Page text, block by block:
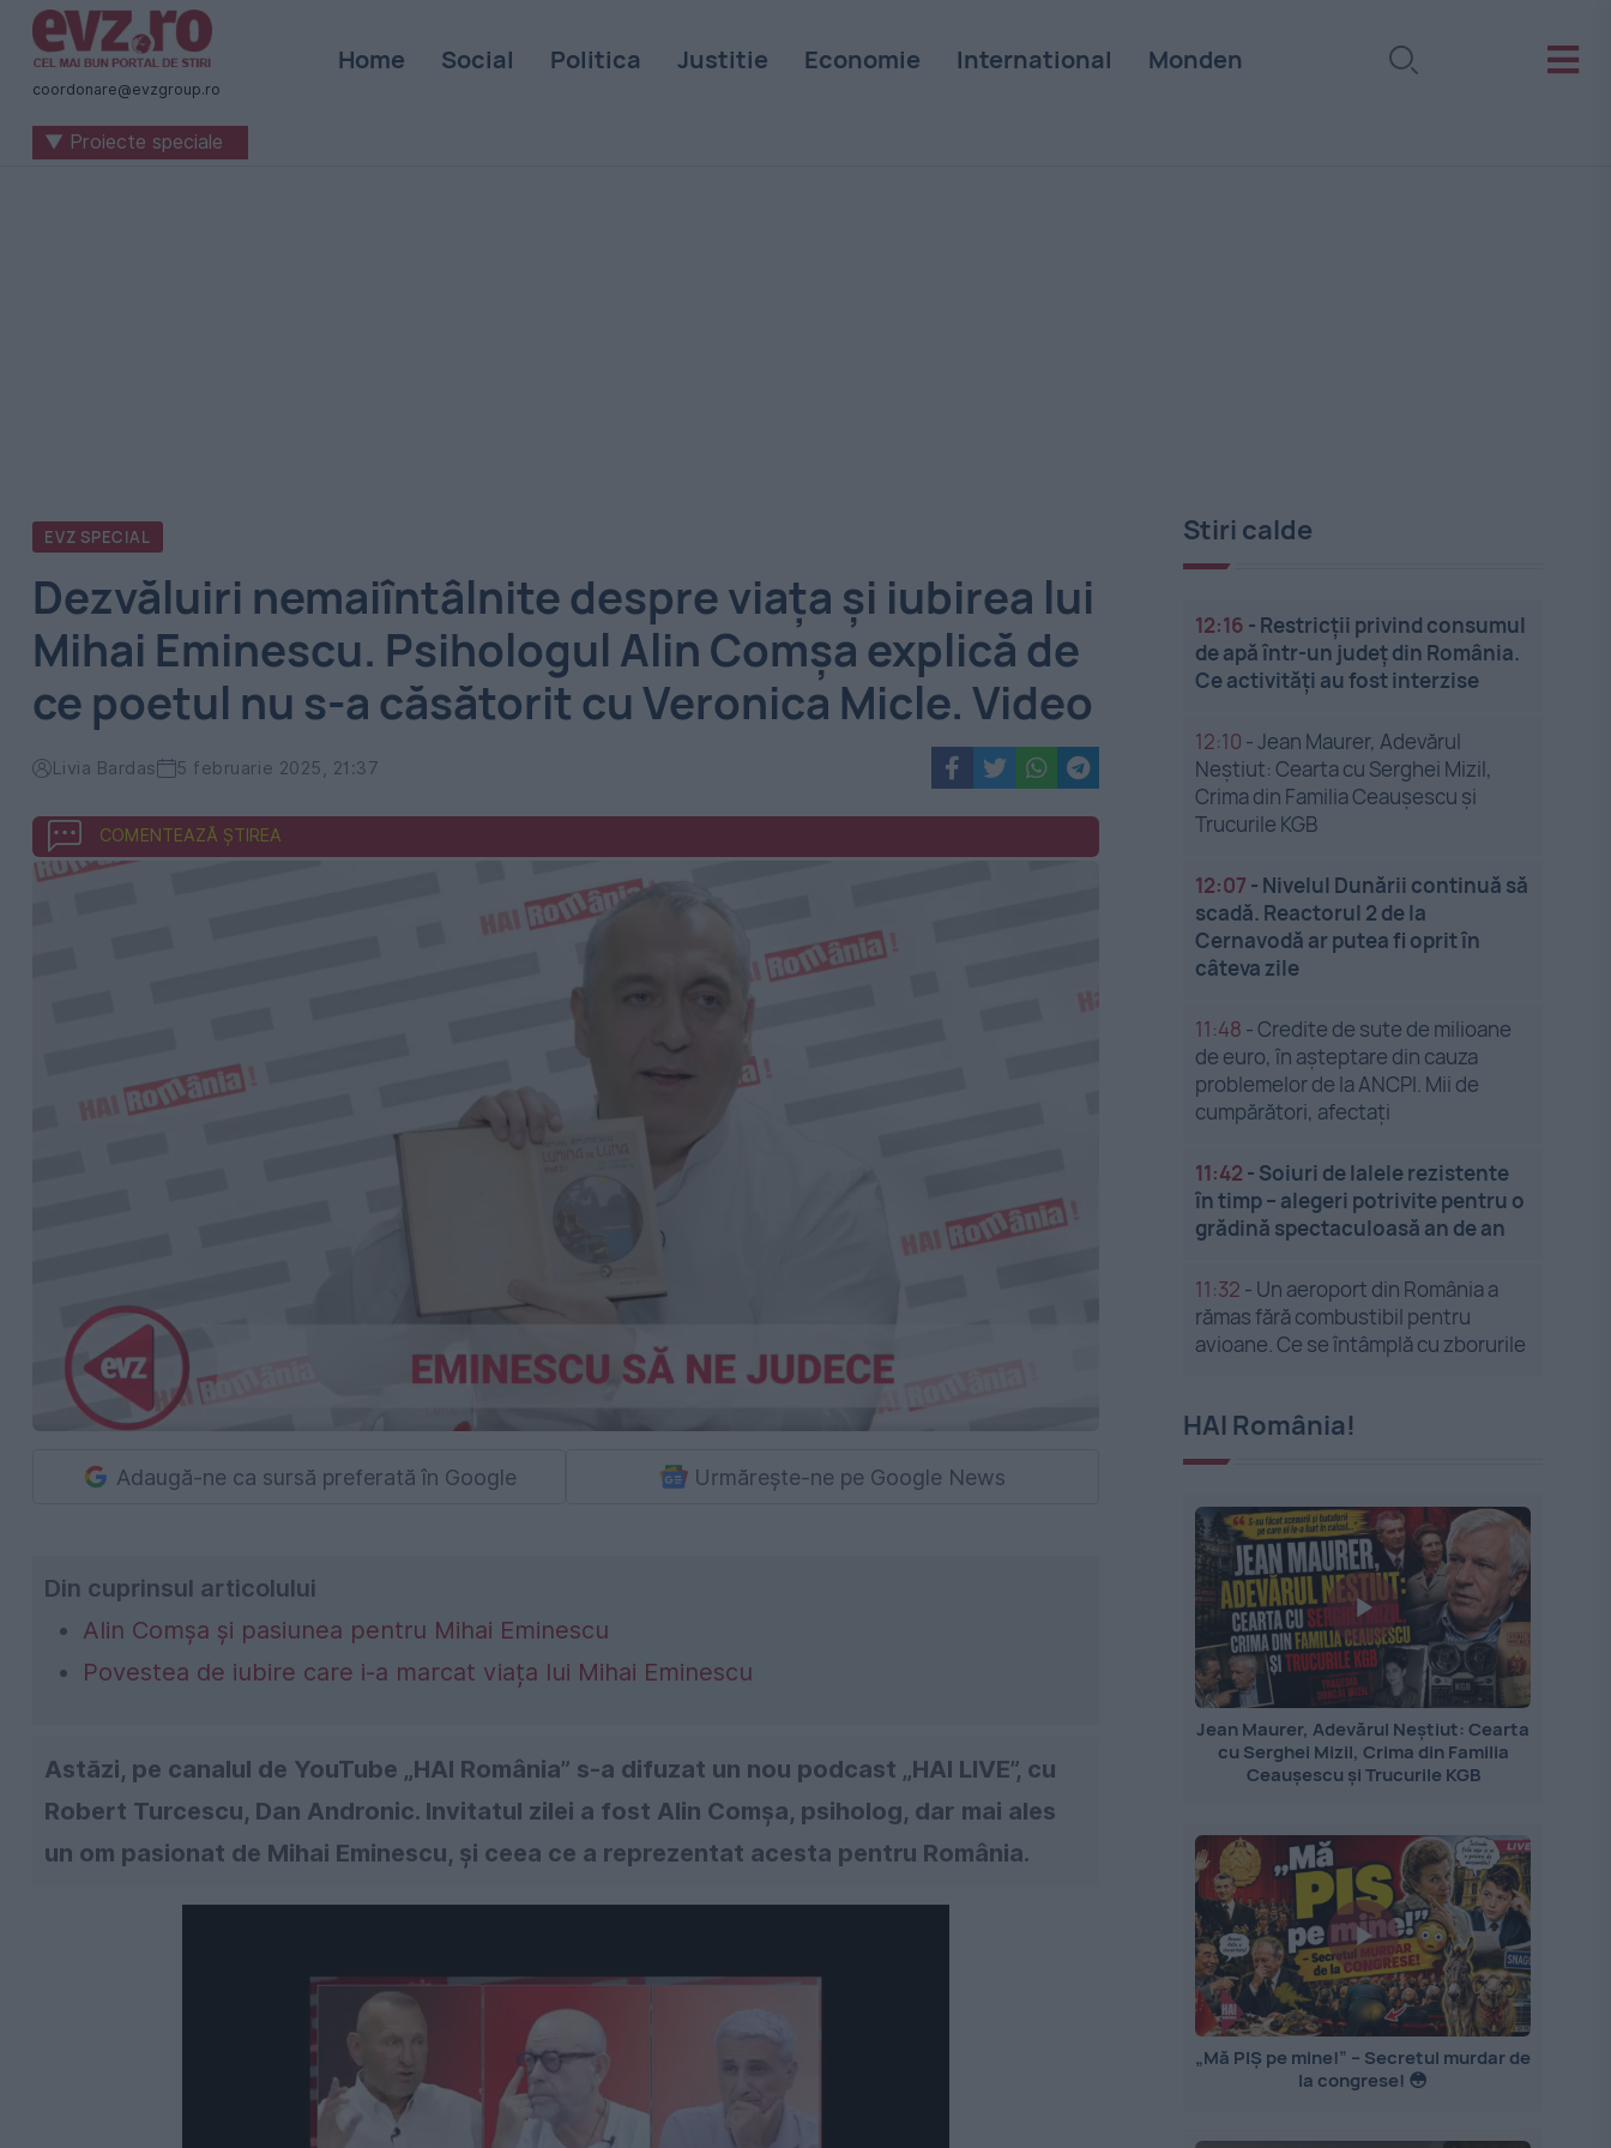
Știri
naționale
internaționale
coordonare@evzgroup.ro
Home Social Politica Justitie Economie International Monden
▼ Proiecte speciale
EVZ SPECIAL
Dezvăluiri nemaiîntâlnite despre viața și iubirea lui
Mihai Eminescu. Psihologul Alin Comșa explică de
ce poetul nu s-a căsătorit cu Veronica Micle. Video
Livia Bardas 5 februarie 2025, 21:37
COMENTEAZĂ ȘTIREA
Adaugă-ne ca sursă preferată în Google Urmărește-ne pe Google News
Din cuprinsul articolului
Alin Comșa și pasiunea pentru Mihai Eminescu
Povestea de iubire care i-a marcat viața lui Mihai Eminescu
Astăzi, pe canalul de YouTube „HAI România” s-a difuzat un nou podcast „HAI LIVE”, cu
Robert Turcescu, Dan Andronic. Invitatul zilei a fost Alin Comșa, psiholog, dar mai ales
un om pasionat de Mihai Eminescu, și ceea ce a reprezentat acesta pentru România.
Stiri calde
12:16 - Restricții privind consumul
de apă într-un județ din România.
Ce activități au fost interzise
12:10 -Jean Maurer, Adevărul
Neștiut: Cearta cu Serghei Mizil,
Crima din Familia Ceaușescu și
Trucurile KGB
12:07 - Nivelul Dunării continuă să
scadă. Reactorul 2 de la
Cernavodă ar putea fi oprit în
câteva zile
11:48 -Credite de sute de milioane
de euro, în așteptare din cauza
problemelor de la ANCPI. Mii de
cumpărători, afectați
11:42 - Soiuri de lalele rezistente
în timp – alegeri potrivite pentru o
grădină spectaculoasă an de an
11:32 - Un aeroport din România a
rămas fără combustibil pentru
avioane. Ce se întâmplă cu zborurile
HAI România!
Jean Maurer, Adevărul Neștiut: Cearta
cu Serghei Mizil, Crima din Familia
Ceaușescu și Trucurile KGB
„Mă PIȘ pe mine!” – Secretul murdar de
la congrese! 😳